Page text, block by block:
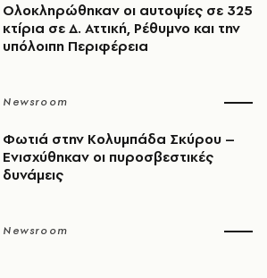
Ολοκληρώθηκαν οι αυτοψίες σε 325
κτίρια σε Δ. Αττική, Ρέθυμνο και την
υπόλοιπη Περιφέρεια
Newsroom
Φωτιά στην Κολυμπάδα Σκύρου –
Ενισχύθηκαν οι πυροσβεστικές
δυνάμεις
Newsroom